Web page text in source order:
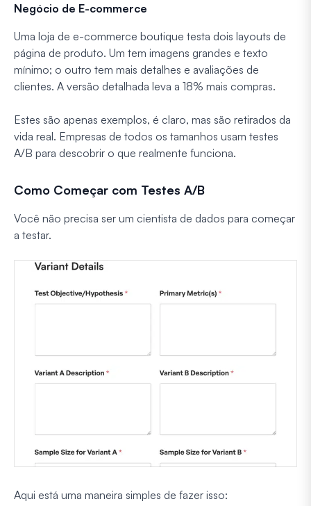
Negócio de E-commerce
Uma loja de e-commerce boutique testa dois layouts de
página de produto. Um tem imagens grandes e texto
mínimo; o outro tem mais detalhes e avaliações de
clientes. A versão detalhada leva a 18% mais compras.
Estes são apenas exemplos, é claro, mas são retirados da
vida real. Empresas de todos os tamanhos usam testes
A/B para descobrir o que realmente funciona.
Como Começar com Testes A/B
Você não precisa ser um cientista de dados para começar
a testar.
Aqui está uma maneira simples de fazer isso: